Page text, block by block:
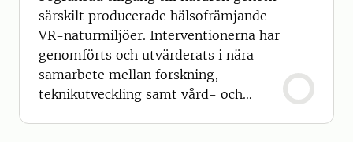
särskilt producerade hälsofrämjande
VR-naturmiljöer. Interventionerna har
genomförts och utvärderats i nära
samarbete mellan forskning,
teknikutveckling samt vård- och